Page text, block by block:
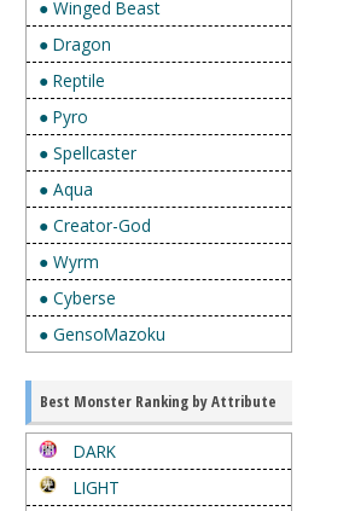
● Winged Beast
● Dragon
● Reptile
● Pyro
● Spellcaster
● Aqua
● Creator-God
● Wyrm
● Cyberse
● GensoMazoku
Best Monster Ranking by Attribute
DARK
LIGHT